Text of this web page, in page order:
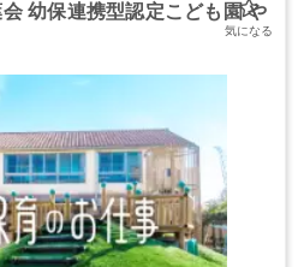
幼保連携型認定こども園 や